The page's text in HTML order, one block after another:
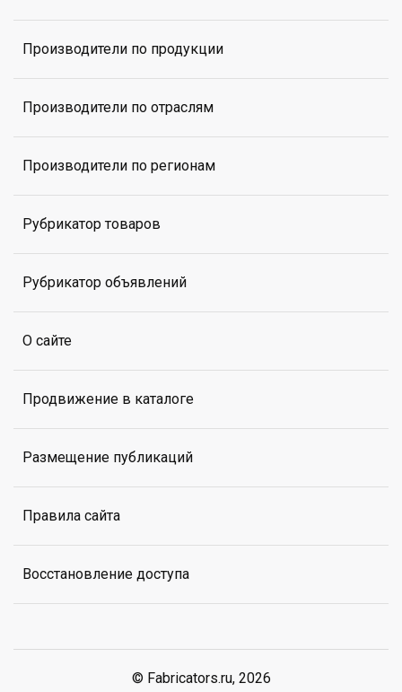
Производители по продукции
Производители по отраслям
Производители по регионам
Рубрикатор товаров
Рубрикатор объявлений
О сайте
Продвижение в каталоге
Размещение публикаций
Правила сайта
Восстановление доступа
© Fabricators.ru, 2026